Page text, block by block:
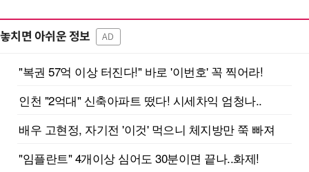
놓치면 아쉬운 정보 AD